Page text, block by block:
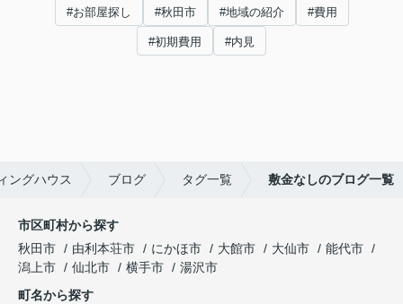
#お部屋探し #秋田市 #地域の紹介 #費用
#初期費用 #内見
ングハウス ブログ タグ一覧 敷金なしのブログ一覧
市区町村から探す
秋田市
由利本荘市 にかほ市 大館市 大仙市
能代市
潟上市
仙北市 横手市
湯沢市
町名から探す